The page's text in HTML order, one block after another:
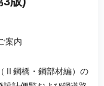
案内
Ⅱ鋼橋・鋼部材編）の